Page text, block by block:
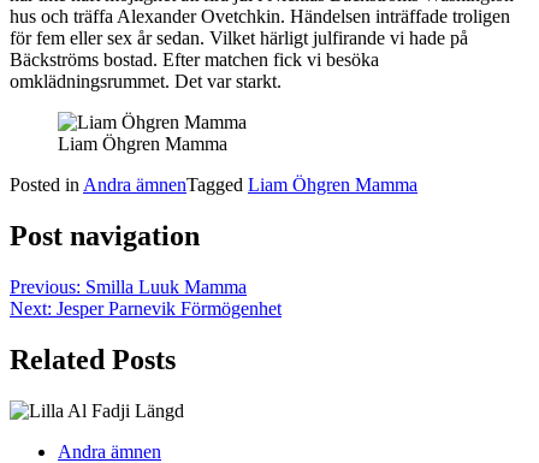
hus och träffa Alexander Ovetchkin. Händelsen inträffade troligen
för fem eller sex år sedan. Vilket härligt julfirande vi hade på
Bäckströms bostad. Efter matchen fick vi besöka
omklädningsrummet. Det var starkt.
Liam Öhgren Mamma
Posted in Andra ämnenTagged Liam Öhgren Mamma
Post navigation
Previous: Smilla Luuk Mamma
Next: Jesper Parnevik Förmögenhet
Related Posts
Andra ämnen